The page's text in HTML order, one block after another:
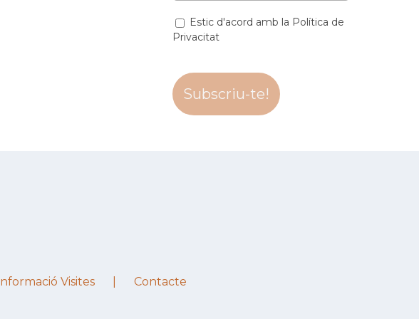
Estic d'acord amb la Política de
Privacitat
Informació Visites Contacte